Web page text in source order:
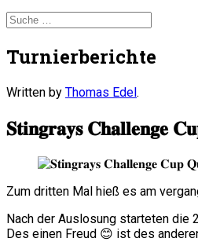
Turnierberichte
Written by Thomas Edel.
𝐒𝐭𝐢𝐧𝐠𝐫𝐚𝐲𝐬 𝐂𝐡𝐚𝐥𝐥𝐞𝐧𝐠𝐞
Zum dritten Mal hieß es am
Nach der Auslosung starteten die
Des einen Freud 😊 ist des